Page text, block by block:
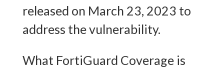
released on March 23, 2023 to
address the vulnerability.
What FortiGuard Coverage is